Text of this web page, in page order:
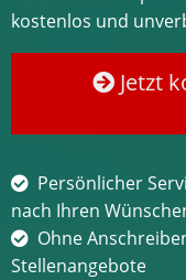
kostenlos und
Jetzt
Persönlicher
nach Ihren
Ohne
Stellenangebote